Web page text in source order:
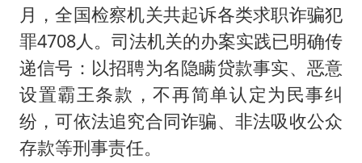
月，全国检察机关共起诉各类求职诈骗犯
罪4708人。司法机关的办案实践已明确传
递信号：以招聘为名隐瞒贷款事实、恶意
设置霸王条款，不再简单认定为民事纠
纷，可依法追究合同诈骗、非法吸收公众
存款等刑事责任。